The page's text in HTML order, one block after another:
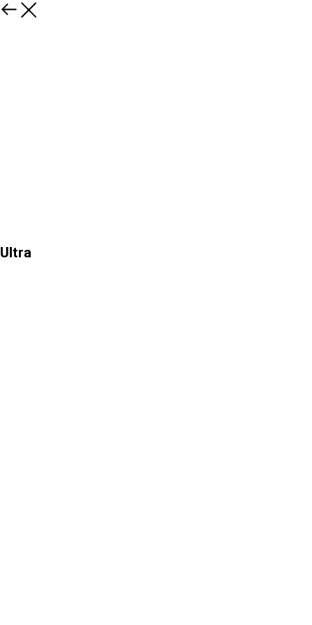
Ultra